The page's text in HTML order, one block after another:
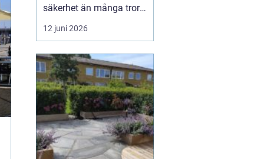
säkerhet än många tror.
Rätt däck, korrekt
montering och noggrann
för bromssträcka,
bränsleförbrukning och
körkomfort. I en stad
som Stockholm, med
skiftande väder, trånga
gato...
12 juni 2026